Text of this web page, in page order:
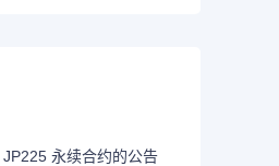
永续合约的公告